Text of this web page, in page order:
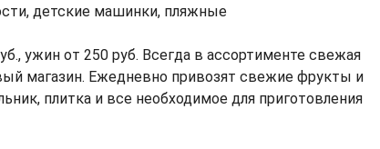
детские машинки, пляжные
ужин от 250 руб. Всегда в ассортименте свежая
магазин. Ежедневно привозят свежие фрукты и
плитка и все необходимое для приготовления